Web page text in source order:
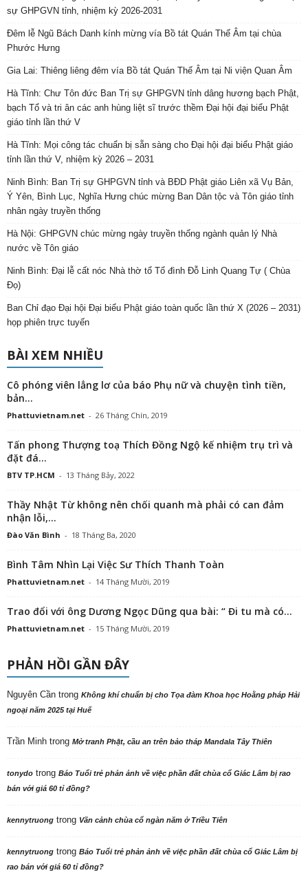
sự GHPGVN tỉnh, nhiệm kỳ 2026-2031
Đêm lễ Ngũ Bách Danh kính mừng vía Bồ tát Quán Thế Âm tại chùa
Phước Hưng
Gia Lai: Thiêng liêng đêm vía Bồ tát Quán Thế Âm tại Ni viện Quan Âm
Hà Tĩnh: Chư Tôn đức Ban Trị sự GHPGVN tỉnh dâng hương bạch Phật,
bạch Tổ và tri ân các anh hùng liệt sĩ trước thềm Đại hội đại biểu Phật
giáo tỉnh lần thứ V
Hà Tĩnh: Mọi công tác chuẩn bị sẵn sàng cho Đại hội đại biểu Phật giáo
tỉnh lần thứ V, nhiệm kỳ 2026 – 2031
Ninh Bình: Ban Trị sự GHPGVN tỉnh và BĐD Phật giáo Liên xã Vụ Bản,
Ý Yên, Bình Lục, Nghĩa Hưng chúc mừng Ban Dân tộc và Tôn giáo tỉnh
nhân ngày truyền thống
Hà Nội: GHPGVN chúc mừng ngày truyền thống ngành quản lý Nhà
nước về Tôn giáo
Ninh Bình: Đại lễ cất nóc Nhà thờ tổ Tổ đình Đỗ Linh Quang Tự ( Chùa
Đọ)
Ban Chỉ đạo Đại hội Đại biểu Phật giáo toàn quốc lần thứ X (2026 – 2031)
họp phiên trực tuyến
BÀI XEM NHIỀU
Cô phóng viên lẳng lơ của báo Phụ nữ và chuyện tình tiền,
bản...
Phattuvietnam.net - 26 Tháng Chín, 2019
Tấn phong Thượng toạ Thích Đồng Ngộ kế nhiệm trụ trì và
đặt đá...
BTV TP.HCM - 13 Tháng Bảy, 2022
Thầy Nhật Từ không nên chối quanh mà phải có can đảm
nhận lỗi,...
Đào Văn Bình - 18 Tháng Ba, 2020
Bình Tâm Nhìn Lại Việc Sư Thích Thanh Toàn
Phattuvietnam.net - 14 Tháng Mười, 2019
Trao đổi với ông Dương Ngọc Dũng qua bài: “ Đi tu mà có...
Phattuvietnam.net - 15 Tháng Mười, 2019
PHẢN HỒI GẦN ĐÂY
Nguyên Cần trong Không khí chuẩn bị cho Tọa đàm Khoa học Hoằng pháp Hải
ngoại năm 2025 tại Huế
Trần Minh trong Mở tranh Phật, cầu an trên bảo tháp Mandala Tây Thiên
tonydo trong Báo Tuổi trẻ phản ảnh về việc phần đất chùa cổ Giác Lâm bị rao
bán với giá 60 tỉ đồng?
kennytruong trong Vãn cảnh chùa cổ ngàn năm ở Triều Tiên
kennytruong trong Báo Tuổi trẻ phản ảnh về việc phần đất chùa cổ Giác Lâm bị
rao bán với giá 60 tỉ đồng?